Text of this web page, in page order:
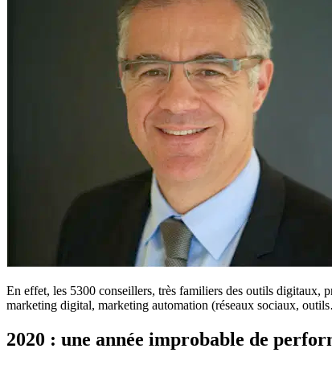
En effet, les 5300 conseillers, très familiers des outils digitaux,
marketing digital, marketing automation (réseaux sociaux,
2020 : une année improbable de